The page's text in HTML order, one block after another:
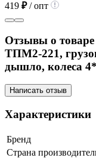
419 ₽/ опт
Отзывы о товаре
ТПМ2-221,
дышло, колеса
Написать отзыв
Характеристики
Бренд
Страна